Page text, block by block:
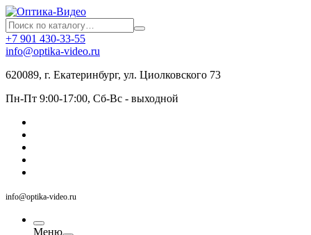
+7 901 430-33-55
info@optika-video.ru
620089, г. Екатеринбург, ул. Циолковского 73
Пн-Пт 9:00-17:00, Сб-Вс - выходной
info@optika-video.ru
Меню